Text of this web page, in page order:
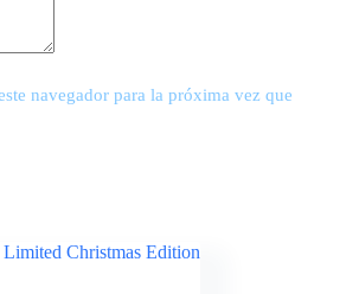
navegador para la próxima vez que